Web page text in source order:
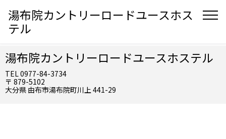
湯布院カントリーロードユースホス
テル
湯布院カントリーロードユースホステル
TEL 0977-84-3734
〒 879-5102
大分県 由布市湯布院町川上 441-29